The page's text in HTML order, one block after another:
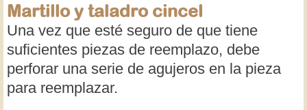
Martillo y taladro cincel
Una vez que esté seguro de que tiene
suficientes piezas de reemplazo, debe
perforar una serie de agujeros en la pieza
para reemplazar.